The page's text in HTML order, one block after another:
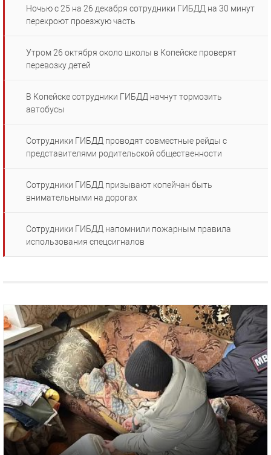
Ночью с 25 на 26 декабря сотрудники ГИБДД на 30 минут
перекроют проезжую часть
Утром 26 октября около школы в Копейске проверят
перевозку детей
В Копейске сотрудники ГИБДД начнут тормозить
автобусы
Сотрудники ГИБДД проводят совместные рейды с
представителями родительской общественности
Сотрудники ГИБДД призывают копейчан быть
внимательными на дорогах
Сотрудники ГИБДД напомнили пожарным правила
использования спецсигналов